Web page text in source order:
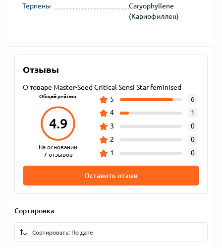
Терпены
Caryophyllene
(Кариофиллен)
Отзывы
О товаре Master-Seed Critical Sensi Star feminised
Общий рейтинг
4.9
На основании
7 отзывов
5
6
4
1
3
0
2
0
1
0
Оставить отзыв
Сортировка